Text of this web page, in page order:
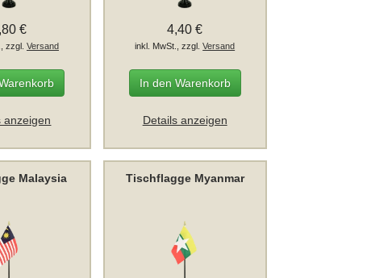
€
zzgl. Versand
anzeigen
4,40 €
inkl. MwSt., zzgl.Versand
In den Warenkorb
Details anzeigen
Malaysia Tischflagge Myanmar